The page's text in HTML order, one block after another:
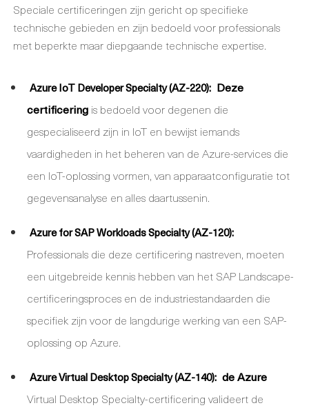
Speciale certificeringen zijn gericht op specifieke
technische gebieden en zijn bedoeld voor professionals
met beperkte maar diepgaande technische expertise.
Azure IoT Developer Specialty (AZ-220): Deze
certificering is bedoeld voor degenen die
gespecialiseerd zijn in IoT en bewijst iemands
vaardigheden in het beheren van de Azure-services die
een IoT-oplossing vormen, van apparaatconfiguratie tot
gegevensanalyse en alles daartussenin.
Azure for SAP Workloads Specialty (AZ-120):
Professionals die deze certificering nastreven, moeten
een uitgebreide kennis hebben van het SAP Landscape-
certificeringsproces en de industriestandaarden die
specifiek zijn voor de langdurige werking van een SAP-
oplossing op Azure.
Azure Virtual Desktop Specialty (AZ-140): de Azure
Virtual Desktop Specialty-certificering valideert de